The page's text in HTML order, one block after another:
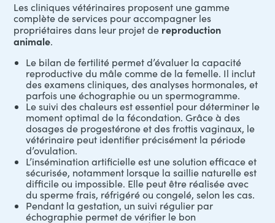
Les cliniques vétérinaires proposent une gamme
complète de services pour accompagner les
propriétaires dans leur projet de reproduction
animale.
Le bilan de fertilité permet d’évaluer la capacité
reproductive du mâle comme de la femelle. Il inclut
des examens cliniques, des analyses hormonales, et
parfois une échographie ou un spermogramme.
Le suivi des chaleurs est essentiel pour déterminer le
moment optimal de la fécondation. Grâce à des
dosages de progestérone et des frottis vaginaux, le
vétérinaire peut identifier précisément la période
d’ovulation.
L’insémination artificielle est une solution efficace et
sécurisée, notamment lorsque la saillie naturelle est
difficile ou impossible. Elle peut être réalisée avec
du sperme frais, réfrigéré ou congelé, selon les cas.
Pendant la gestation, un suivi régulier par
échographie permet de vérifier le bon